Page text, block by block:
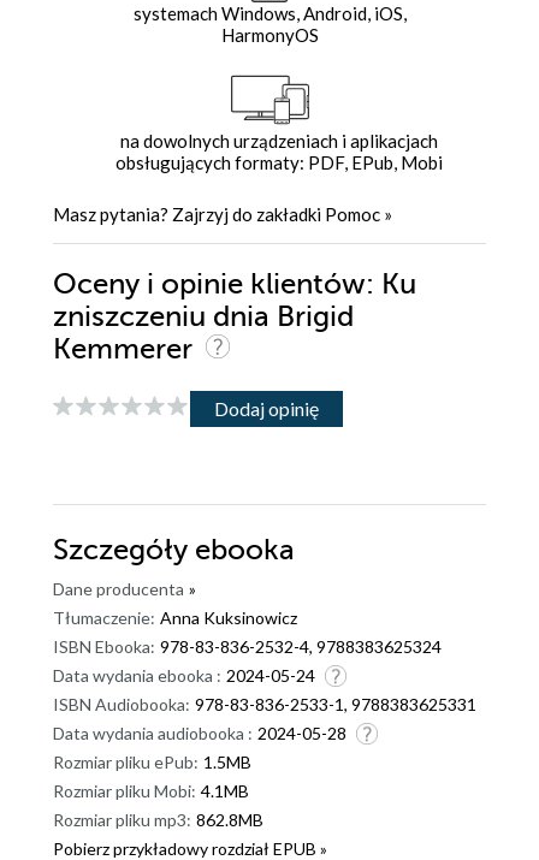
systemach Windows, Android, iOS,
HarmonyOS
na dowolnych urządzeniach i aplikacjach
obsługujących formaty: PDF, EPub, Mobi
Masz pytania? Zajrzyj do zakładki Pomoc »
Oceny i opinie klientów: Ku
zniszczeniu dnia Brigid
Kemmerer
Dodaj opinię
Szczegóły ebooka
Dane producenta »
Tłumaczenie: Anna Kuksinowicz
ISBN Ebooka: 978-83-836-2532-4, 9788383625324
Data wydania ebooka : 2024-05-24
ISBN Audiobooka: 978-83-836-2533-1, 9788383625331
Data wydania audiobooka : 2024-05-28
Rozmiar pliku ePub: 1.5MB
Rozmiar pliku Mobi: 4.1MB
Rozmiar pliku mp3: 862.8MB
Pobierz przykładowy rozdział EPUB »